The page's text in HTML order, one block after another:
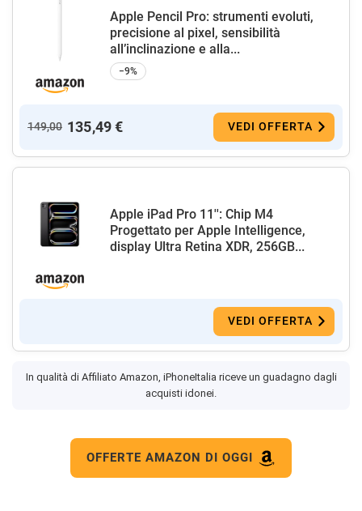
Apple Pencil Pro: strumenti evoluti,
precisione al pixel, sensibilità
all’inclinazione e alla...
−9%
149,00 135,49 € VEDI OFFERTA
Apple iPad Pro 11'': Chip M4
Progettato per Apple Intelligence,
display Ultra Retina XDR, 256GB...
VEDI OFFERTA
In qualità di Affiliato Amazon, iPhoneItalia riceve un guadagno dagli
acquisti idonei.
OFFERTE AMAZON DI OGGI